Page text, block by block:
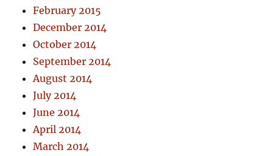
February 2015
December 2014
October 2014
September 2014
August 2014
July 2014
June 2014
April 2014
March 2014